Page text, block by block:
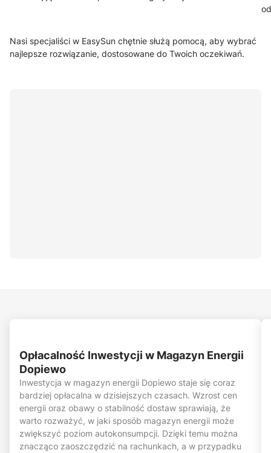
Nasi specjaliści w EasySun chętnie służą pomocą, aby wybrać
najlepsze rozwiązanie, dostosowane do Twoich oczekiwań.
Opłacalność Inwestycji w Magazyn Energii
Dopiewo
Inwestycja w magazyn energii Dopiewo staje się coraz
bardziej opłacalna w dzisiejszych czasach. Wzrost cen
energii oraz obawy o stabilność dostaw sprawiają, że
warto rozważyć, w jaki sposób magazyn energii może
zwiększyć poziom autokonsumpcji. Dzięki temu można
znacząco zaoszczędzić na rachunkach, a w przypadku